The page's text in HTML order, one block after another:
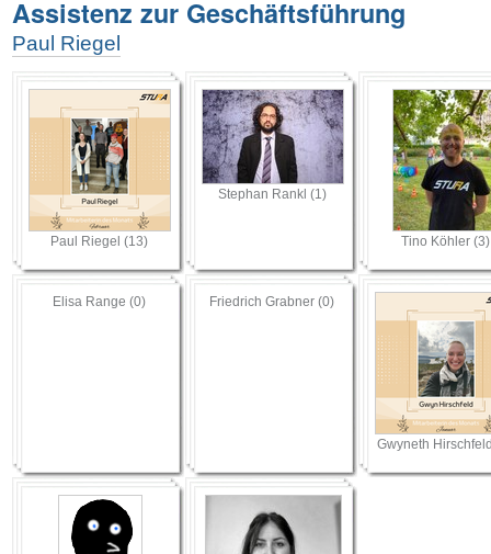
Assistenz zur Geschäftsführung
Paul Riegel
Paul Riegel (13)
Stephan Rankl (1)
Tino Köhler (3)
Elisa Range (0) Friedrich Grabner (0)
Gwyneth